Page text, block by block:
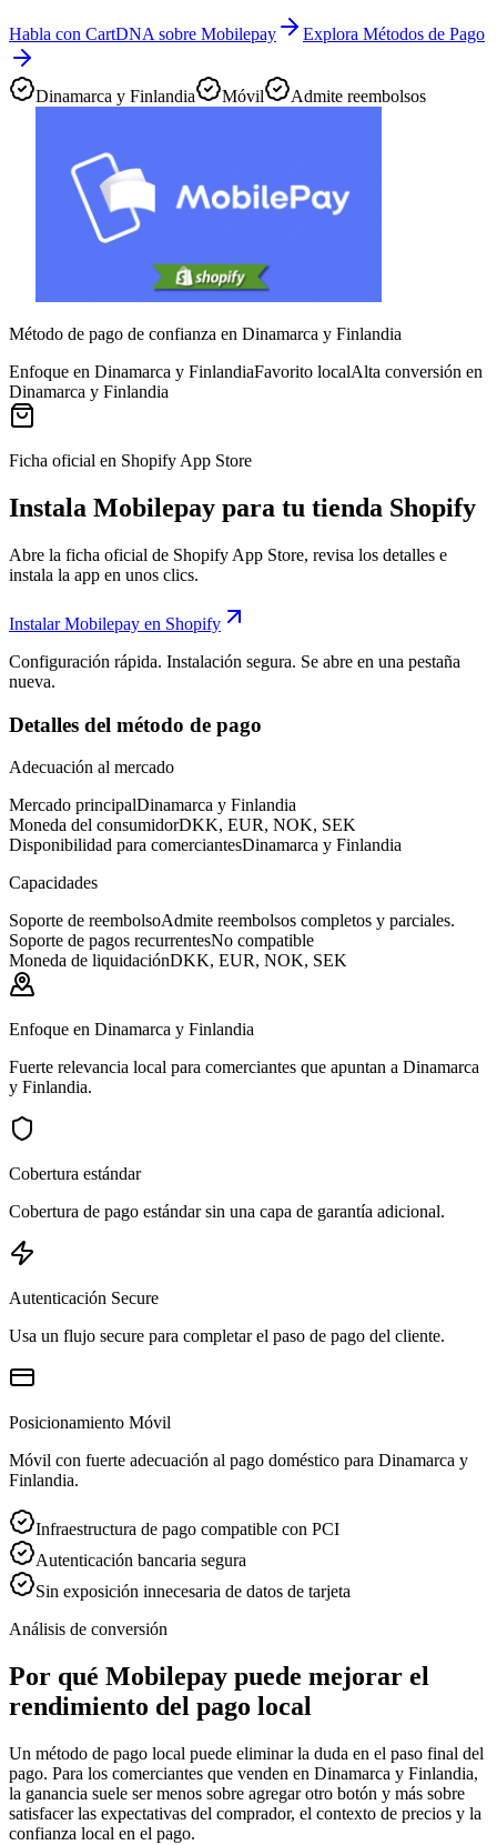
Habla con CartDNA sobre Mobilepay Explora Métodos de Pago
Dinamarca y Finlandia Móvil Admite reembolsos
Método de pago de confianza en Dinamarca y Finlandia
Enfoque en Dinamarca y FinlandiaFavorito localAlta conversión en
Dinamarca y Finlandia
Ficha oficial en Shopify App Store
Instala Mobilepay para tu tienda Shopify
Abre la ficha oficial de Shopify App Store, revisa los detalles e
instala la app en unos clics.
Instalar Mobilepay en Shopify
Configuración rápida. Instalación segura. Se abre en una pestaña
nueva.
Detalles del método de pago
Adecuación al mercado
Mercado principalDinamarca y Finlandia
Moneda del consumidorDKK, EUR, NOK, SEK
Disponibilidad para comerciantesDinamarca y Finlandia
Capacidades
Soporte de reembolsoAdmite reembolsos completos y parciales.
Soporte de pagos recurrentesNo compatible
Moneda de liquidaciónDKK, EUR, NOK, SEK
Enfoque en Dinamarca y Finlandia
Fuerte relevancia local para comerciantes que apuntan a Dinamarca
y Finlandia.
Cobertura estándar
Cobertura de pago estándar sin una capa de garantía adicional.
Autenticación Secure
Usa un flujo secure para completar el paso de pago del cliente.
Posicionamiento Móvil
Móvil con fuerte adecuación al pago doméstico para Dinamarca y
Finlandia.
Infraestructura de pago compatible con PCI
Autenticación bancaria segura
Sin exposición innecesaria de datos de tarjeta
Análisis de conversión
Por qué Mobilepay puede mejorar el
rendimiento del pago local
Un método de pago local puede eliminar la duda en el paso final del
pago. Para los comerciantes que venden en Dinamarca y Finlandia,
la ganancia suele ser menos sobre agregar otro botón y más sobre
satisfacer las expectativas del comprador, el contexto de precios y la
confianza local en el pago.